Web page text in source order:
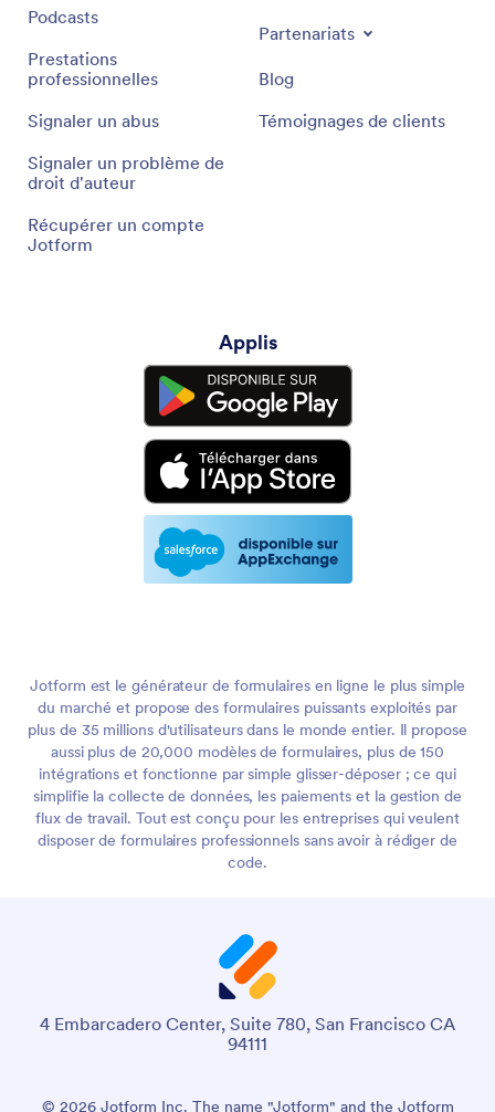
Podcasts
Prestations
professionnelles
Signaler un abus
Signaler un problème de
droit d'auteur
Récupérer un compte
Jotform
Partenariats
Blog
Témoignages de clients
Applis
Jotform est le générateur de formulaires en ligne le plus simple
du marché et propose des formulaires puissants exploités par
plus de 35 millions d'utilisateurs dans le monde entier. Il propose
aussi plus de 20,000 modèles de formulaires, plus de 150
intégrations et fonctionne par simple glisser-déposer ; ce qui
simplifie la collecte de données, les paiements et la gestion de
flux de travail. Tout est conçu pour les entreprises qui veulent
disposer de formulaires professionnels sans avoir à rédiger de
code.
4 Embarcadero Center, Suite 780, San Francisco CA
94111
© 2026 Jotform Inc. The name "Jotform" and the Jotform